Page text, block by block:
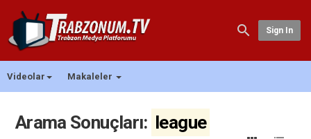
Sign In
Videolar Makaleler
Arama Sonuçları: league